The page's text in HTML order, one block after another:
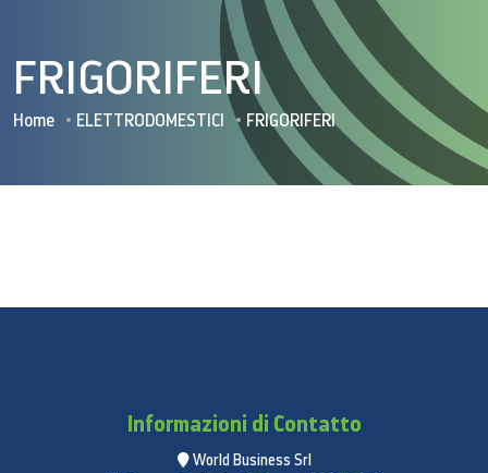
FRIGORIFERI
Home ELETTRODOMESTICI FRIGORIFERI
Informazioni di Contatto
World Business Srl